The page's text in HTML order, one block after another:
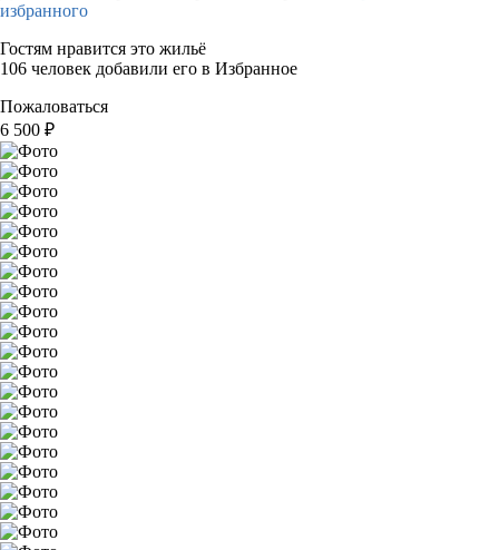
избранного
Гостям нравится это жильё
106 человек добавили его в Избранное
Пожаловаться
6 500 ₽